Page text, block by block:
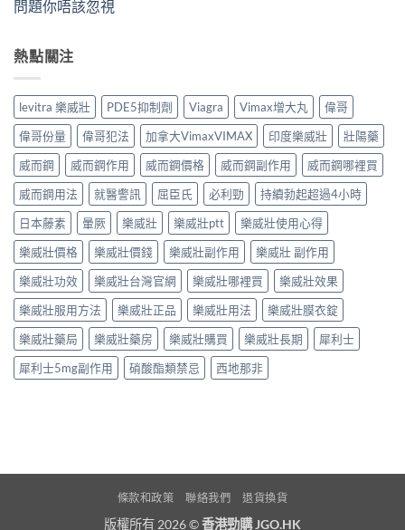
問題你唔該忽視
熱點關注
levitra 樂威壯 PDE5抑制劑 Viagra Vimax增大丸
偉哥
偉哥份量
偉哥犯法 加拿大VimaxVIMAX 印度樂威壯
壯陽藥
威而鋼
威而鋼作用 威而鋼價格 威而鋼副作用
威而鋼哪裡買
威而鋼用法
就醫警訊 屈臣氏 必利勁
持續勃起超過4小時
日本藤素
暈厥 樂威壯 樂威壯ptt
樂威壯使用心得
樂威壯價格
樂威壯價錢 樂威壯副作用
樂威壯 副作用
樂威壯功效
樂威壯台灣官網 樂威壯哪裡買
樂威壯效果
樂威壯服用方法
樂威壯正品 樂威壯用法
樂威壯膜衣錠
樂威壯藥局
樂威壯藥房 樂威壯購買 樂威壯長期
犀利士
犀利士5mg副作用
硝酸酯類禁忌 西地那非
條款和政策 聯絡我們 退貨換貨
版權所有 2026 ©香港勁購 JGO.HK